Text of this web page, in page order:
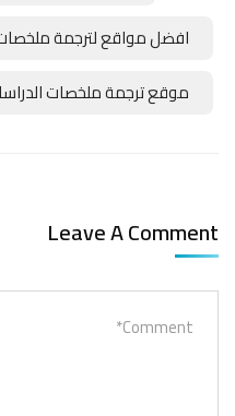
افضل مواقع لترجمة ملخصات
موقع ترجمة ملخصات
Leave A Comment